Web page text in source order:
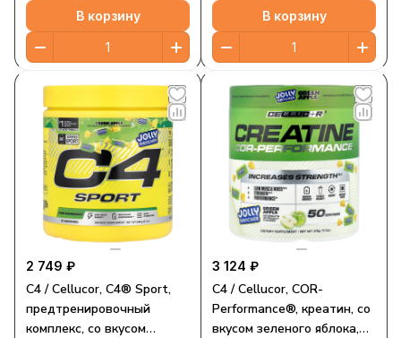
В корзину В корзину
2 749 ₽
C4 / Cellucor, C4® Sport,
предтренировочный
комплекс, со вкусом
3 124 ₽
C4 / Cellucor, COR-
Performance®, креатин, со
вкусом зеленого яблока,